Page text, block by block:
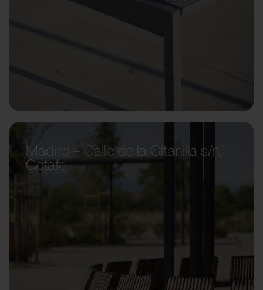
Madrid – Calle de la Gitanilla s/n,
Getafe